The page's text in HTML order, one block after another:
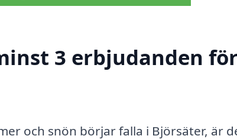
3 erbjudanden
och snön börjar falla i Björsäter, är